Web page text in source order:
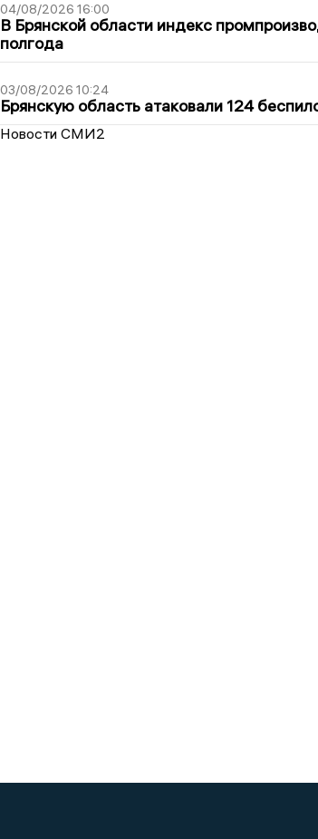
04/08/2026 16:00
В Брянской области индекс
полгода
03/08/2026 10:24
Брянскую область атаковали 124
Новости СМИ2